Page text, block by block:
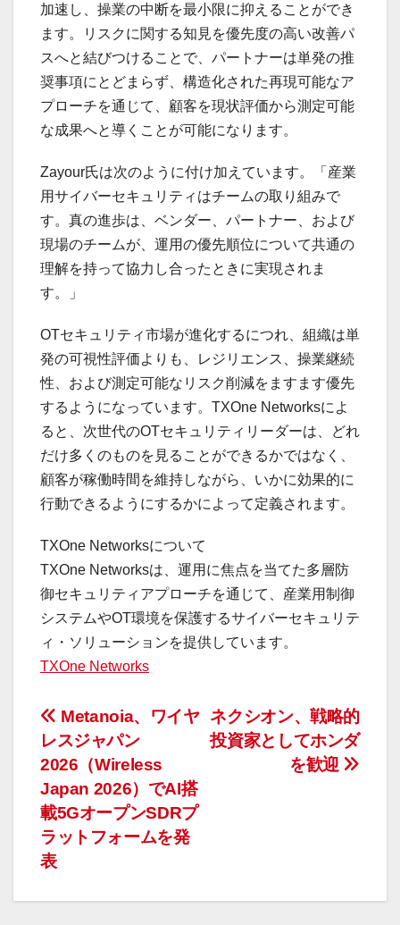
加速し、操業の中断を最小限に抑えることができ
ます。リスクに関する知見を優先度の高い改善パ
スへと結びつけることで、パートナーは単発の推
奨事項にとどまらず、構造化された再現可能なア
プローチを通じて、顧客を現状評価から測定可能
な成果へと導くことが可能になります。
Zayour氏は次のように付け加えています。「産業
用サイバーセキュリティはチームの取り組みで
す。真の進歩は、ベンダー、パートナー、および
現場のチームが、運用の優先順位について共通の
理解を持って協力し合ったときに実現されま
す。」
OTセキュリティ市場が進化するにつれ、組織は単
発の可視性評価よりも、レジリエンス、操業継続
性、および測定可能なリスク削減をますます優先
するようになっています。TXOne Networksによ
ると、次世代のOTセキュリティリーダーは、どれ
だけ多くのものを見ることができるかではなく、
顧客が稼働時間を維持しながら、いかに効果的に
行動できるようにするかによって定義されます。
TXOne Networksについて
TXOne Networksは、運用に焦点を当てた多層防
御セキュリティアプローチを通じて、産業用制御
システムやOT環境を保護するサイバーセキュリテ
ィ・ソリューションを提供しています。
TXOne Networks
投
稿
ナ
ビ
ゲ
ー
ネクシオン、戦略的
投資家としてホンダ
を歓迎
Metanoia、ワイヤ
レスジャパン
2026（Wireless
Japan 2026）でAI搭
載5GオープンSDRプ
ラットフォームを発
表